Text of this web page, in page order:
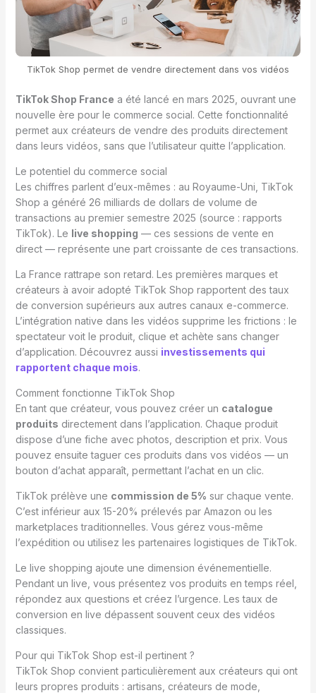
TikTok Shop permet de vendre directement dans vos vidéos
TikTok Shop France a été lancé en mars 2025, ouvrant une
nouvelle ère pour le commerce social. Cette fonctionnalité
permet aux créateurs de vendre des produits directement
dans leurs vidéos, sans que l’utilisateur quitte l’application.
Le potentiel du commerce social
Les chiffres parlent d’eux-mêmes : au Royaume-Uni, TikTok
Shop a généré 26 milliards de dollars de volume de
transactions au premier semestre 2025 (source : rapports
TikTok). Le live shopping — ces sessions de vente en
direct — représente une part croissante de ces transactions.
La France rattrape son retard. Les premières marques et
créateurs à avoir adopté TikTok Shop rapportent des taux
de conversion supérieurs aux autres canaux e-commerce.
L’intégration native dans les vidéos supprime les frictions : le
spectateur voit le produit, clique et achète sans changer
d’application. Découvrez aussi investissements qui
rapportent chaque mois.
Comment fonctionne TikTok Shop
En tant que créateur, vous pouvez créer un catalogue
produits directement dans l’application. Chaque produit
dispose d’une fiche avec photos, description et prix. Vous
pouvez ensuite taguer ces produits dans vos vidéos — un
bouton d’achat apparaît, permettant l’achat en un clic.
TikTok prélève une commission de 5% sur chaque vente.
C’est inférieur aux 15-20% prélevés par Amazon ou les
marketplaces traditionnelles. Vous gérez vous-même
l’expédition ou utilisez les partenaires logistiques de TikTok.
Le live shopping ajoute une dimension événementielle.
Pendant un live, vous présentez vos produits en temps réel,
répondez aux questions et créez l’urgence. Les taux de
conversion en live dépassent souvent ceux des vidéos
classiques.
Pour qui TikTok Shop est-il pertinent ?
TikTok Shop convient particulièrement aux créateurs qui ont
leurs propres produits : artisans, créateurs de mode,